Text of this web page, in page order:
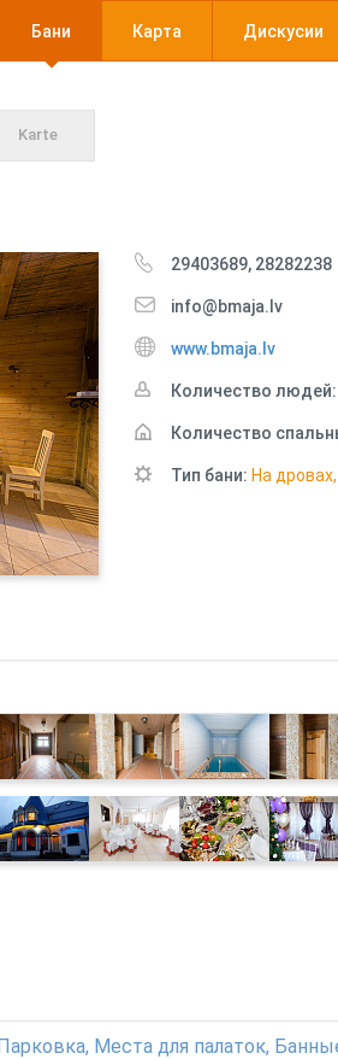
Бани Карта Дискусии
Karte
29403689, 28282238
info@bmaja.lv
www.bmaja.lv
Количество людей:
Количество
Тип бани: На
Места для палаток,